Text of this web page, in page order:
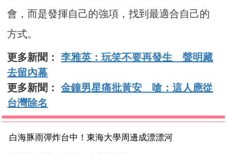
會，而是發揮自己的強項，找到最適合自己的
方式。
更多新聞：李雅英：玩笑不要再發生 聲明藏
去留內幕
更多新聞：金鐘男星痛批黃安 嗆：這人應從
台灣除名
白海豚雨彈炸台中！東海大學周邊成漂漂河